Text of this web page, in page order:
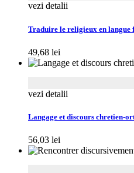
vezi detalii
Traduire le religieux en langue
49,68 lei
vezi detalii
Langage et discours chretien-
56,03 lei